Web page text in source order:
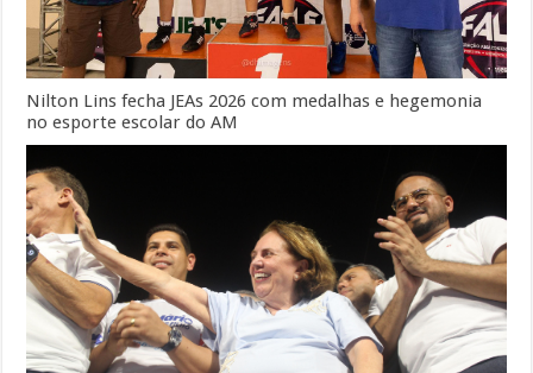
Nilton Lins fecha JEAs 2026 com medalhas e hegemonia
no esporte escolar do AM